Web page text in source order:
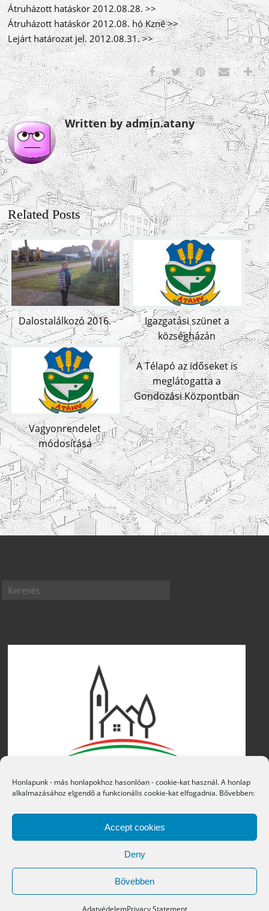
Honlapunk - más honlapokhoz hasonlóan - cookie-kat használ. A honlap
alkalmazásához elgendő a funkcionális cookie-kat elfogadnia. Bővebben:
Accept cookies
Deny
Bővebben
AdatvédelemPrivacy Statement
Átruházott hatáskör 2012.08.28. >>
Átruházott hatáskör 2012.08. hó Kzné >>
Lejárt határozat jel. 2012.08.31. >>
Written by admin.atany
Related Posts
Dalostalálkozó 2016.
Igazgatási szünet a
községházán
Vagyonrendelet
módosítása
A Télapó az időseket is
meglátogatta a
Gondozási Központban